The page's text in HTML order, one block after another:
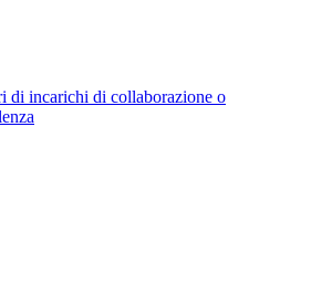
di incarichi di collaborazione o